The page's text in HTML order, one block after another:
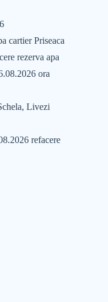
cartier Priseaca
rezerva apa
ora
Livezi
refacere